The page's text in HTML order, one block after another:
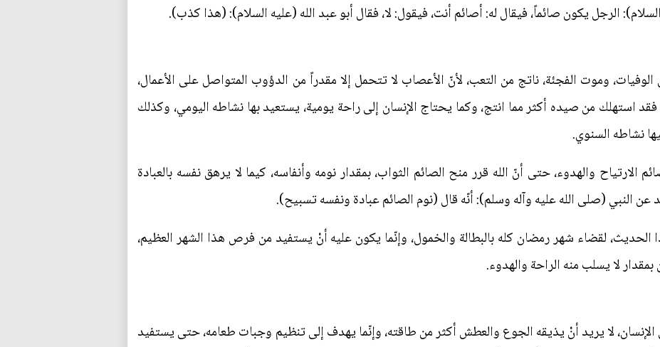
الرجل يكون صائماً، فيقال له: أصائم أنت، فيقول: لا، فقال أبو عبد الله (عليه السلام): (هذا كذب).
وموت الفجئة، ناتج من التعب، لأنّ الأعصاب لا تتحمل إلا مقدراً من الدؤوب المتواصل على الأعمال،
استهلك من صيده أكثر مما انتج، وكما يحتاج الإنسان إلى راحة يومية، يستعيد بها نشاطه اليومي، وكذلك
نشاطه السنوي.
الارتياح والهدوء، حتى أنّ الله قرر منح الصائم الثواب، بمقدار نومه وأنفاسه، كيما لا يرهق نفسه بالعبادة
النبي (صلى الله عليه وآله وسلم): أنّه قال (نوم الصائم عبادة ونفسه تسبيح).
لقضاء شهر رمضان كله بالبطالة والخمول، وإنّما يكون عليه أنْ يستفيد من فرص هذا الشهر العظيم،
لا يسلب منه الراحة والهدوء.
لا يريد أنْ يذيقه الجوع والعطش أكثر من طاقته، وإنّما يهدف إلى تنظيم وجبات طعامه، حتى يستفيد